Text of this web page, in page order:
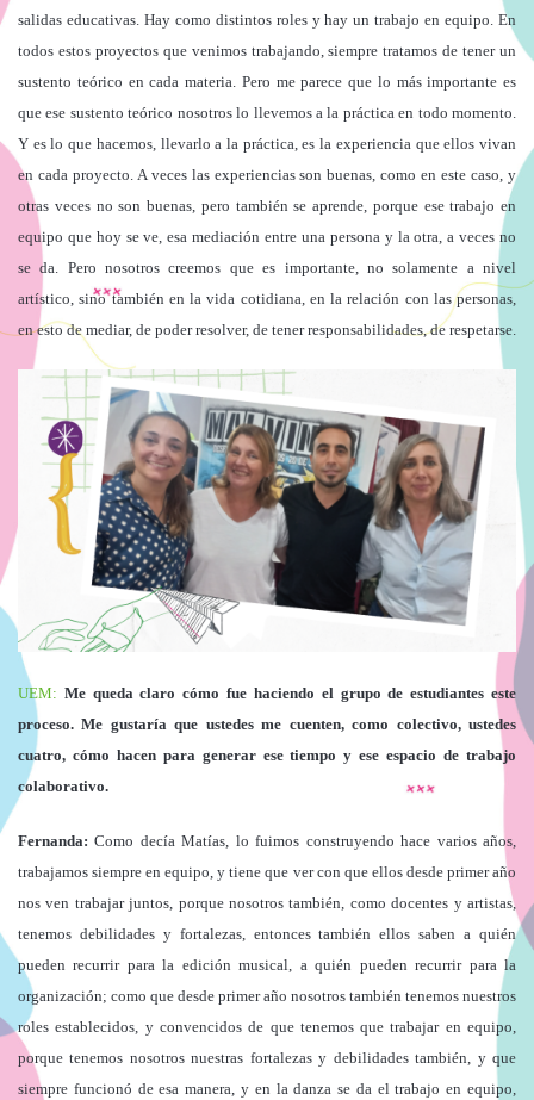
salidas educativas. Hay como distintos roles y hay un trabajo en equipo. En
todos estos proyectos que venimos trabajando, siempre tratamos de tener un
sustento teórico en cada materia. Pero me parece que lo más importante es
que ese sustento teórico nosotros lo llevemos a la práctica en todo momento.
Y es lo que hacemos, llevarlo a la práctica, es la experiencia que ellos vivan
en cada proyecto. A veces las experiencias son buenas, como en este caso, y
otras veces no son buenas, pero también se aprende, porque ese trabajo en
equipo que hoy se ve, esa mediación entre una persona y la otra, a veces no
se da. Pero nosotros creemos que es importante, no solamente a nivel
artístico, sino también en la vida cotidiana, en la relación con las personas,
en esto de mediar, de poder resolver, de tener responsabilidades, de respetarse.
UEM: Me queda claro cómo fue haciendo el grupo de estudiantes este
proceso. Me gustaría que ustedes me cuenten, como colectivo, ustedes
cuatro, cómo hacen para generar ese tiempo y ese espacio de trabajo
colaborativo.
Fernanda: Como decía Matías, lo fuimos construyendo hace varios años,
trabajamos siempre en equipo, y tiene que ver con que ellos desde primer año
nos ven trabajar juntos, porque nosotros también, como docentes y artistas,
tenemos debilidades y fortalezas, entonces también ellos saben a quién
pueden recurrir para la edición musical, a quién pueden recurrir para la
organización; como que desde primer año nosotros también tenemos nuestros
roles establecidos, y convencidos de que tenemos que trabajar en equipo,
porque tenemos nosotros nuestras fortalezas y debilidades también, y que
siempre funcionó de esa manera, y en la danza se da el trabajo en equipo,